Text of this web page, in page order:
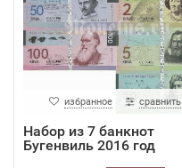
избранное сравнить
Набор из 7 банкнот
Бугенвиль 2016 год